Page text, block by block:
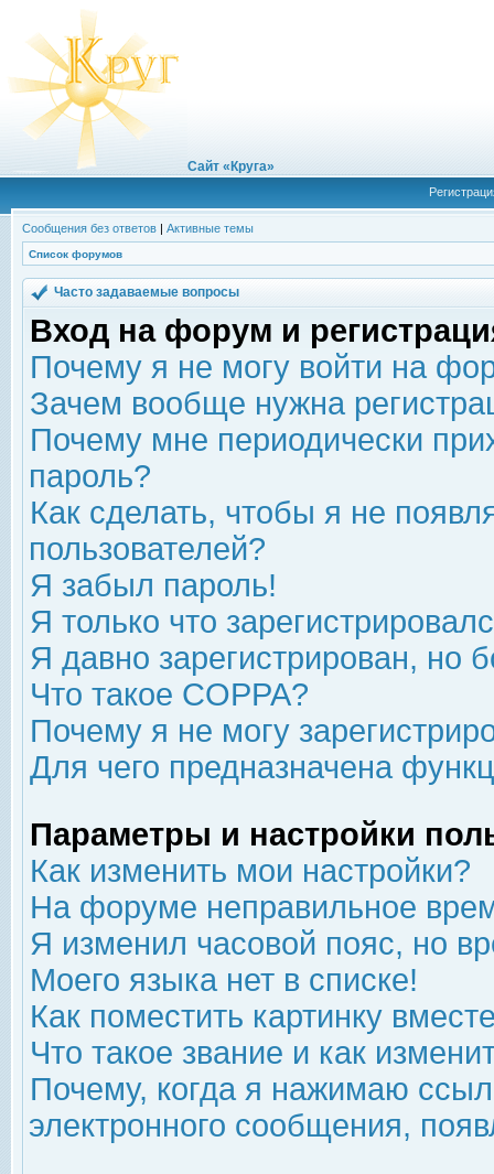
Сайт «Круга»
Сообщения без ответов | Активные темы
Список форумов
Часто задаваемые вопросы
Вход на форум и
Почему я не могу войти на
Зачем вообще нужна
Почему мне периодически
пароль?
Как сделать, чтобы я не
пользователей?
Я забыл пароль!
Я только что
Я давно зарегистрирован, но
Что такое COPPA?
Почему я не могу
Для чего предназначена
Параметры и настройки
Как изменить мои настройки?
На форуме неправильное
Я изменил часовой пояс, но
Моего языка нет в списке!
Как поместить картинку
Что такое звание и как
Почему, когда я нажимаю
электронного сообщения,